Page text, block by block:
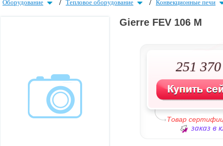
Оборудование Тепловое оборудование Конвекционные печи
Gierre FEV 106 M
251
Товар
заказ в